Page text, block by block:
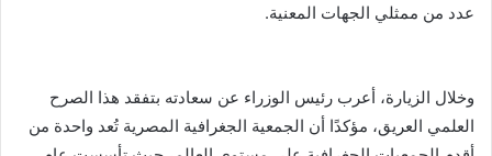
عدد من ممثلي الجهات المعنية.
وخلال الزيارة، أعرب رئيس الوزراء عن سعادته بتفقد هذا الصرح
العلمي العريق، مؤكدًا أن الجمعية الجغرافية المصرية تُعد واحدة من